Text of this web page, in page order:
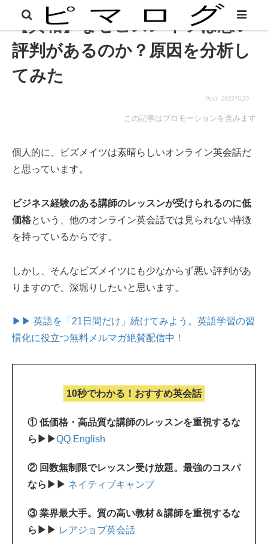
【真相】なぜビズメイツは悪い
評判があるのか？原因を分析し
てみた
2022.10.20
この記事はプロモーションを含みます
個人的に、ビズメイツは素晴らしいオンライン英会話だ
と思っています。
ビジネス経験のある講師のレッスンが受けられるのに低
価格という、他のオンライン英会話では見られない特徴
を持っているからです。
しかし、そんなビズメイツにも少なからず悪い評判があ
りますので、深堀りしたいと思います。
▶▶ 英語を「21日間だけ」続けてみよう。 英語学習の習
慣化に役立つ無料メルマガ絶賛配信中！
10秒でわかる！おすすめ英会話
① 低価格・高品質な講師のレッスンを重視するな
ら▶▶QQ English
② 回数無制限でレッスン受け放題。最強のコスパ
なら▶▶ ネイティブキャンプ
③ 業界最大手。質の高い教材＆講師を重視するな
ら▶▶ レアジョブ英会話